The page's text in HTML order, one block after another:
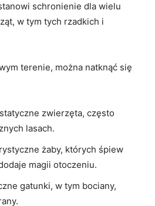
schronienie dla wielu
‌w​ tym tych ​rzadkich⁤ i
terenie, można natknąć ⁣się
zwierzęta,⁣ często
lasach.
żaby, których ​śpiew​
magii otoczeniu.
gatunki, w tym bociany,